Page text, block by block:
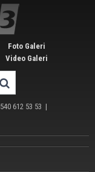
Foto Galeri
Video Galeri
612 53 53 |